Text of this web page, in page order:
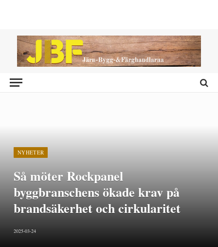
NYHETER
Så möter Rockpanel
byggbranschens ökade krav på
brandsäkerhet och cirkularitet
2025-03-24